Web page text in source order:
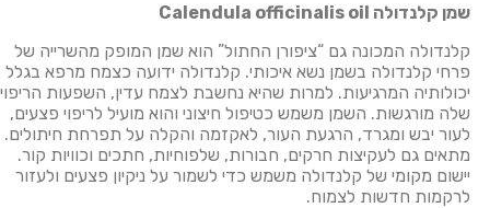
שמן קלנדולה Calendula officinalisoil
קלנדולה המכונה גם “ציפורן החתול” הוא שמן המופק מהשרייה של
פרחי קלנדולה בשמן נשא איכותי. קלנדולה ידועה כצמח מרפא בגלל
יכולותיה המרגיעות. למרות שהיא נחשבת לצמח עדין, השפעות הריפוי
שלה מורגשות. השמן משמש כטיפול חיצוני והוא מועיל לריפוי פצעים,
לעור יבש ומגרד, הרגעת העור, לאקזמה והקלה על תפרחת חיתולים.
מתאים גם לעקיצות חרקים, חבורות, שלפוחיות, חתכים וכוויות קור.
יישום מקומי של קלנדולה משמש כדי לשמור על ניקיון פצעים ולעזור
לרקמות חדשות לצמוח.